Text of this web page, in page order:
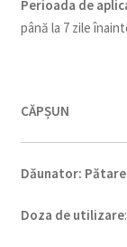
Perioada de
până la 7 zile
CĂPȘUN
Dăunator:
Doza de utilizare